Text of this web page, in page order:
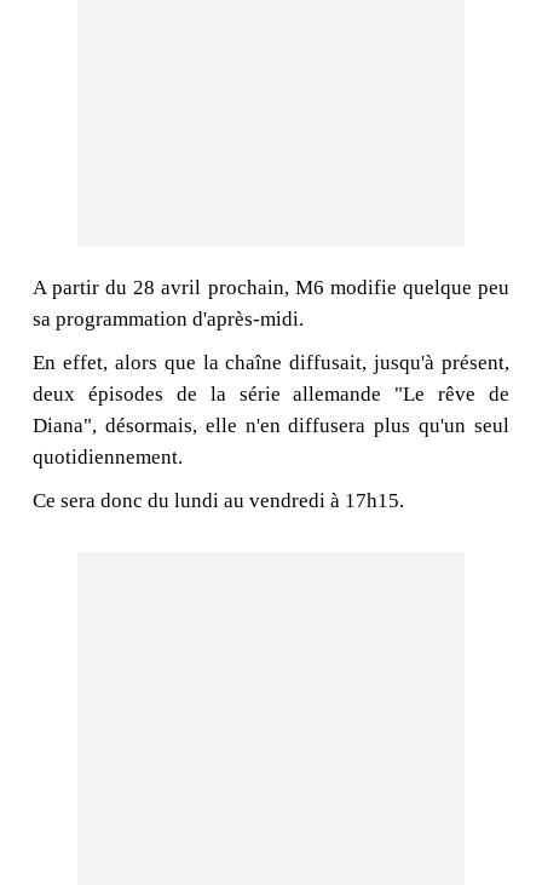
A partir du 28 avril prochain, M6 modifie quelque peu
sa programmation d'après-midi.
En effet, alors que la chaîne diffusait, jusqu'à présent,
deux épisodes de la série allemande "Le rêve de
Diana", désormais, elle n'en diffusera plus qu'un seul
quotidiennement.
Ce sera donc du lundi au vendredi à 17h15.